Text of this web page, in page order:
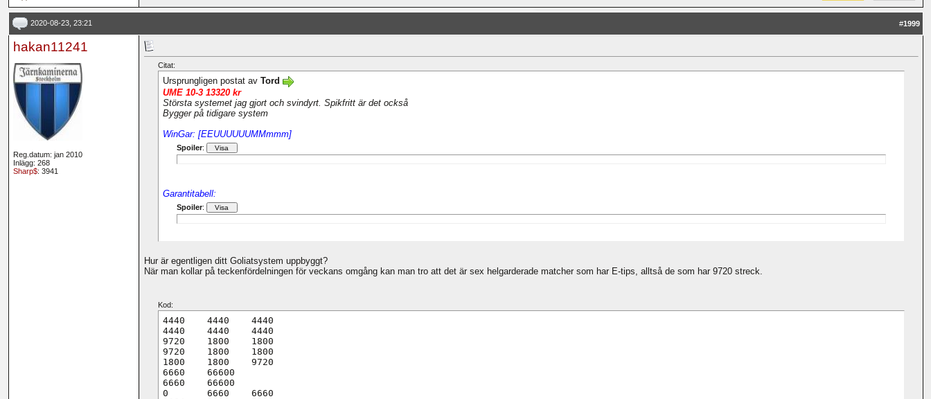
2020-08-23, 23:21 #1999
hakan11241
Reg.datum: jan 2010
Inlägg: 268
Sharp$: 3941
Citat:
Ursprungligen postat av Tord
UME 10-3 13320 kr
Största systemet jag gjort och svindyrt. Spikfritt är det också
Bygger på tidigare system
WinGar: [EEUUUUUUMMmmm]
Spoiler:
Garantitabell:
Spoiler:
Hur är egentligen ditt Goliatsystem uppbyggt?
När man kollar på teckenfördelningen för veckans omgång kan man tro att det är sex helgarderade matcher som har E-tips, alltså de som har 9720 streck.
Kod:
4440	4440	4440
4440	4440	4440
9720	1800	1800
9720	1800	1800
1800	1800	9720
6660	66600
6660	66600
0	6660	6660